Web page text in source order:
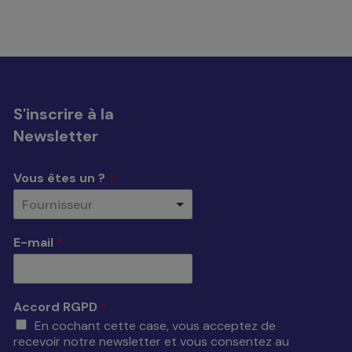
S'inscrire à la
Newsletter
Vous êtes un ? *
Fournisseur
E-mail *
Accord RGPD *
En cochant cette case, vous acceptez de
recevoir notre newsletter et vous consentez au